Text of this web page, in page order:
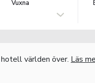
Vuxna
världen över. Läs